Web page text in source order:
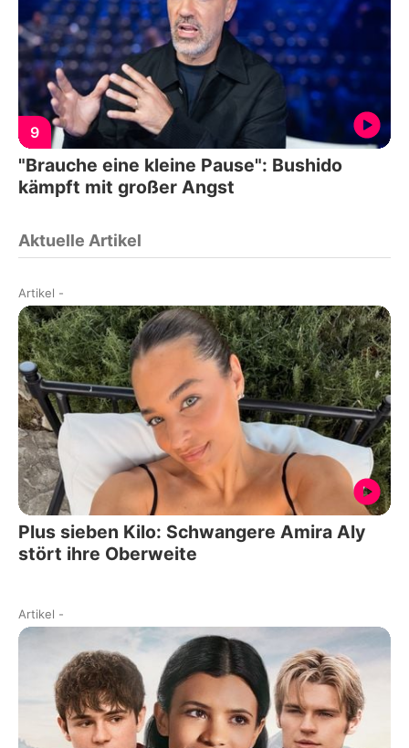
9
"Brauche eine kleine Pause": Bushido
kämpft mit großer Angst
Aktuelle Artikel
Artikel -
Plus sieben Kilo: Schwangere Amira Aly
stört ihre Oberweite
Artikel -